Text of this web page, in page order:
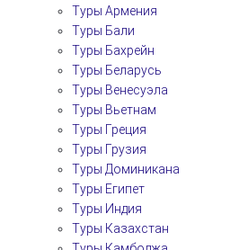
Туры Армения
Туры Бали
Туры Бахрейн
Туры Беларусь
Туры Венесуэла
Туры Вьетнам
Туры Греция
Туры Грузия
Туры Доминикана
Туры Египет
Туры Индия
Туры Казахстан